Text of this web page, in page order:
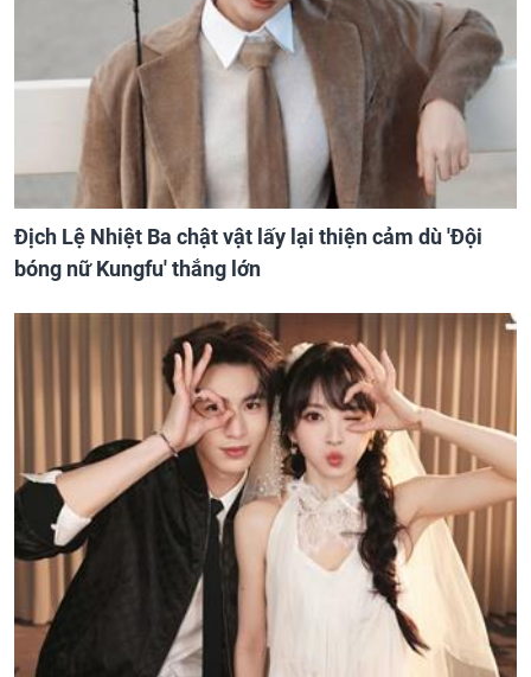
Địch Lệ Nhiệt Ba chật vật lấy lại thiện cảm dù 'Đội
bóng nữ Kungfu' thắng lớn